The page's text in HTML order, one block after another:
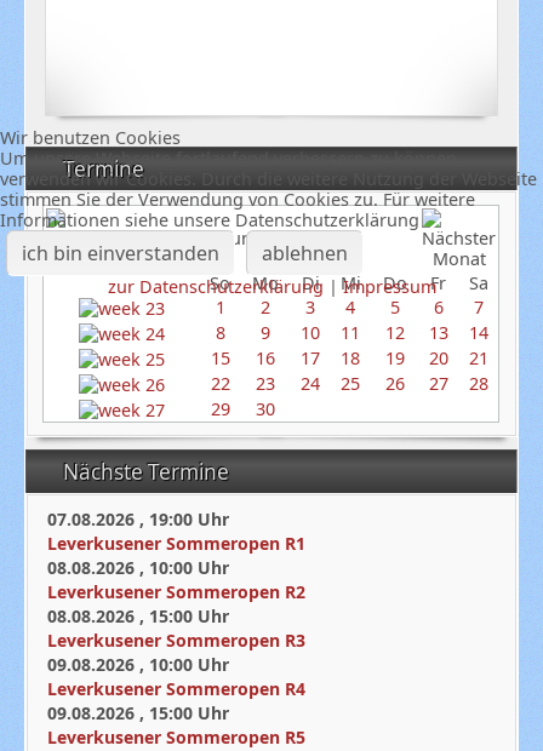
Termine
Juni 2025
So
Mo Di Mi Do Fr
Sa
1
2 3 4 5 6
7
8
9 10 11 12 13
14
15
16 17 18 19 20
21
22
23 24 25 26 27
28
29
30
Nächste Termine
07.08.2026 , 19:00 Uhr
Leverkusener Sommeropen R1
08.08.2026 , 10:00 Uhr
Leverkusener Sommeropen R2
08.08.2026 , 15:00 Uhr
Leverkusener Sommeropen R3
09.08.2026 , 10:00 Uhr
Leverkusener Sommeropen R4
09.08.2026 , 15:00 Uhr
Leverkusener Sommeropen R5
Wir benutzen Cookies
Um unsere Webseite fortlaufend verbessern zu können,
verwenden wir Cookies. Durch die weitere Nutzung der Webseite
stimmen Sie der Verwendung von Cookies zu. Für weitere
Informationen siehe unsere Datenschutzerklärung
ich bin einverstanden ablehnen
zur Datenschutzerklärung |Impressum